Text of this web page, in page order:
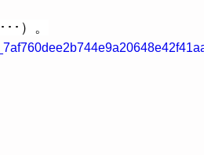
･）。